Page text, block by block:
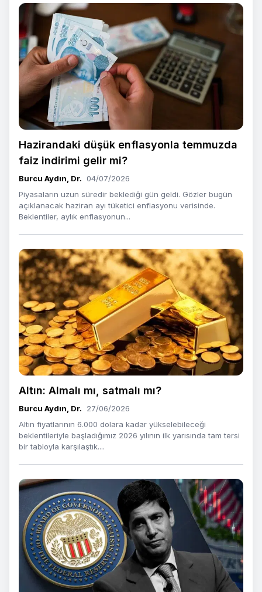
Hazirandaki düşük enflasyonla temmuzda
faiz indirimi gelir mi?
Burcu Aydın, Dr.
04/07/2026
Piyasaların uzun süredir beklediği gün geldi. Gözler bugün
açıklanacak haziran ayı tüketici enflasyonu verisinde.
Beklentiler, aylık enflasyonun...
Altın: Almalı mı, satmalı mı?
Burcu Aydın, Dr.
27/06/2026
Altın fiyatlarının 6.000 dolara kadar yükselebileceği
beklentileriyle başladığımız 2026 yılının ilk yarısında tam tersi
bir tabloyla karşılaştık....